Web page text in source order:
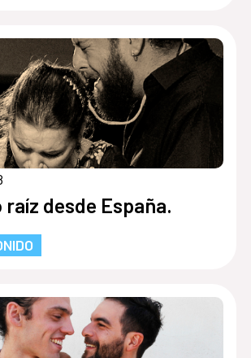
desde España.